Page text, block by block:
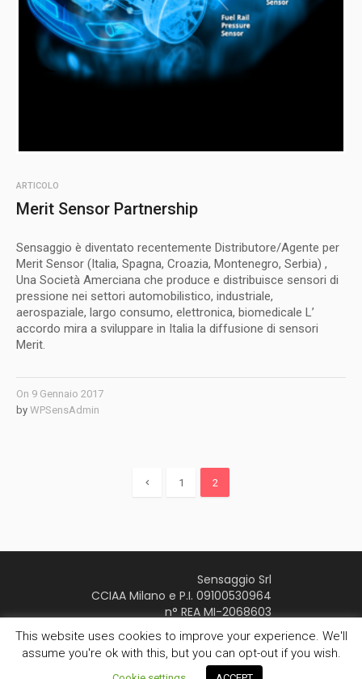
ARTICOLO
Merit Sensor Partnership
Sensaggio è diventato recentemente Distributore/Agente per
Merit Sensor (Italia, Spagna, Croazia, Montenegro, Serbia) ,
Una Società Amerciana che produce e distribuisce sensori di
pressione nei settori automobilistico, industriale,
aerospaziale, largo consumo, elettronica, biomedicale L’
accordo mira a sviluppare in Italia la diffusione di sensori
Merit.
On 9 Gennaio 2017
by WPSensAdmin
1 2
Sensaggio Srl
CCIAA Milano e P.I. 09100530964
n° REA MI-2068603
Youtube Page
This website uses cookies to improve your experience. We'll
assume you're ok with this, but you can opt-out if you wish.